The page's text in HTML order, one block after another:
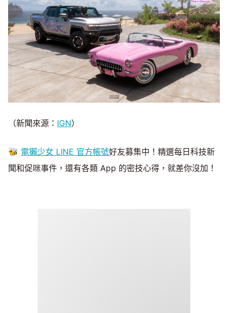
（新聞來源： IGN）
🐝 電獺少女 LINE 官方帳號好友募集中！精選每日科技新
聞和促咪事件，還有各類 App 的密技心得，就差你沒加！